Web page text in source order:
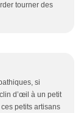
tourner des
si
d’œil à un petit
petits artisans